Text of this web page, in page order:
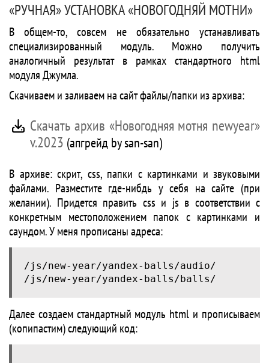
«РУЧНАЯ» УСТАНОВКА «НОВОГОДНЯЙ МОТНИ»
В общем-то, совсем не обязательно устанавливать
специализированный модуль. Можно получить
аналогичный результат в рамках стандартного html
модуля Джумла.
Скачиваем и заливаем на сайт файлы/папки из архива:
Cкачать архив «Новогодняя мотня newyear»
v.2023 (апгрейд by san-san)
В архиве: скрит, css, папки с картинками и звуковыми
файлами. Разместите где-нибдь у себя на сайте (при
желании). Придется править css и js в соответствии с
конкретным местоположением папок с картинками и
саундом. У меня прописаны адреса:
/js/new-year/yandex-balls/audio/
/js/new-year/yandex-balls/balls/
Далее создаем стандартный модуль html и прописываем
(копипастим) следующий код: